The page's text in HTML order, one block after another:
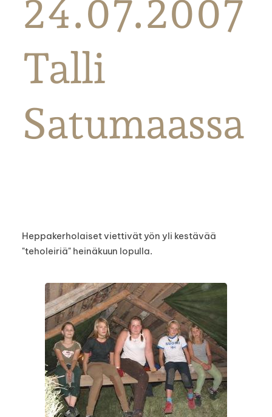
24.07.2007
Talli
Satumaassa
Heppakerholaiset viettivät yön yli kestävää
"teholeiriä" heinäkuun lopulla.